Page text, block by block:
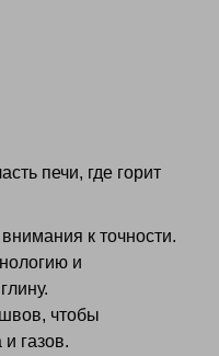
печи, где горит
к точности.
и
чтобы
и газов.